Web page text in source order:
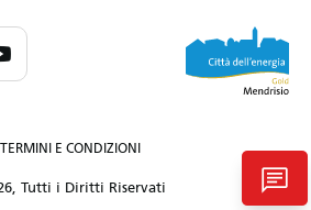
TERMINI E CONDIZIONI
Tutti i Diritti Riservati chat